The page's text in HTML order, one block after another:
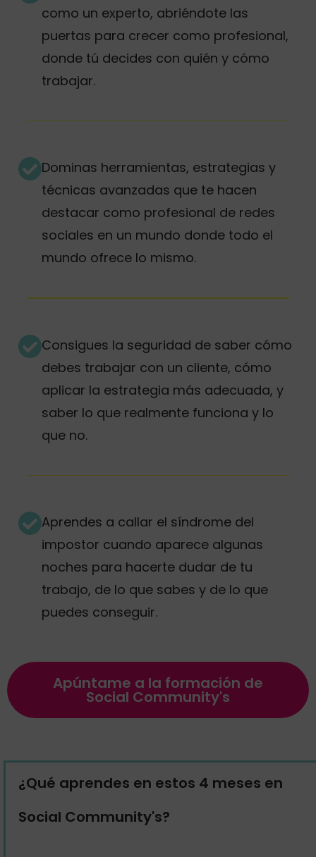
como un experto, abriéndote las
puertas para crecer como profesional,
donde tú decides con quién y cómo
trabajar.
Dominas herramientas, estrategias y
técnicas avanzadas que te hacen
destacar como profesional de redes
sociales en un mundo donde todo el
mundo ofrece lo mismo.
Consigues la seguridad de saber cómo
debes trabajar con un cliente, cómo
aplicar la estrategia más adecuada, y
saber lo que realmente funciona y lo
que no.
Aprendes a callar el síndrome del
impostor cuando aparece algunas
noches para hacerte dudar de tu
trabajo, de lo que sabes y de lo que
puedes conseguir.
Apúntame a la formación de
Social Community's
¿Qué aprendes en estos 4 meses en
Social Community's?